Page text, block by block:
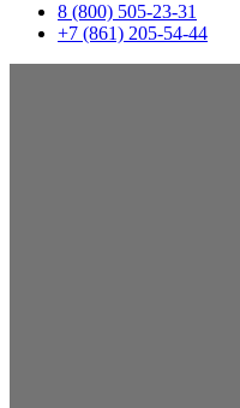
8 (800) 505-23-31
+7 (861) 205-54-44